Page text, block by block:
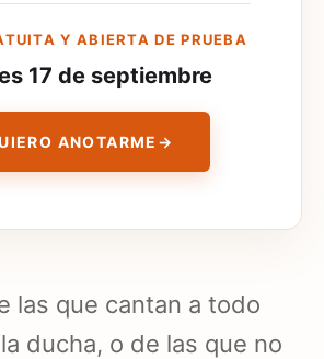
Y ABIERTA DE PRUEBA
17 de septiembre
ANOTARME →
las que cantan a todo
ducha, o de las que no